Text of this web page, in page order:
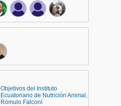
Objetivos del Instituto
Ecuatoriano de Nutrición Animal,
Rómulo Falconí